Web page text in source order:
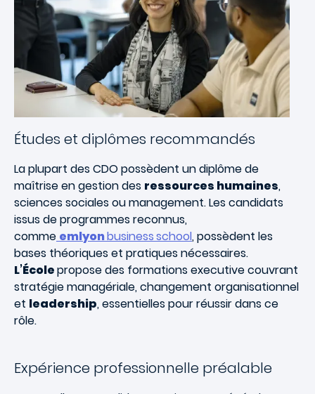
Études et diplômes recommandés
La plupart des CDO possèdent un diplôme de
maîtrise en gestion des ressources humaines,
sciences sociales ou management. Les candidats
issus de programmes reconnus,
comme emlyonbusinessschool, possèdent les
bases théoriques et pratiques nécessaires.
L’Écolepropose des formations executive couvrant
stratégie managériale, changement organisationnel
et leadership, essentielles pour réussir dans ce
rôle.
Expérience professionnelle préalable